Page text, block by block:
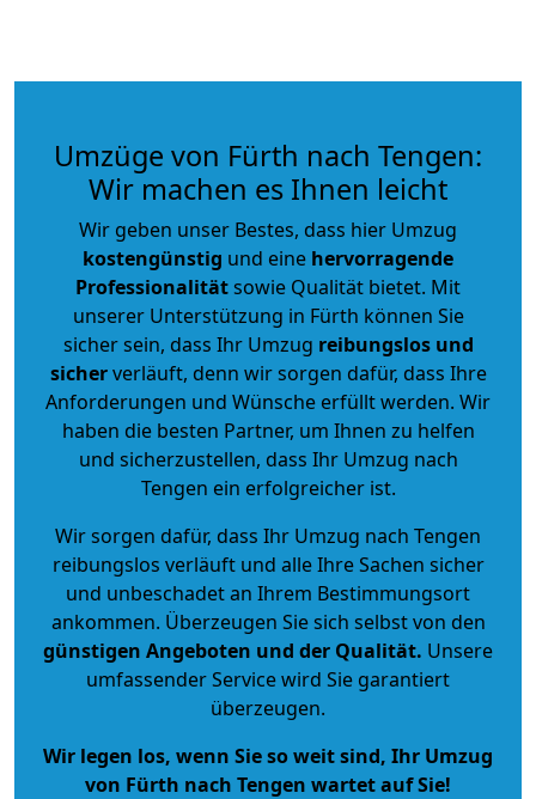
Umzüge von Fürth nach Tengen:
Wir machen es Ihnen leicht
Wir geben unser Bestes, dass hier Umzug
kostengünstig und eine hervorragende
Professionalitätsowie Qualität bietet. Mit
unserer Unterstützung in Fürth können Sie
sicher sein, dass Ihr Umzug reibungslos und
sicherverläuft, denn wir sorgen dafür, dass Ihre
Anforderungen und Wünsche erfüllt werden. Wir
haben die besten Partner, um Ihnen zu helfen
und sicherzustellen, dass Ihr Umzug nach
Tengen ein erfolgreicher ist.
Wir sorgen dafür, dass Ihr Umzug nach Tengen
reibungslos verläuft und alle Ihre Sachen sicher
und unbeschadet an Ihrem Bestimmungsort
ankommen. Überzeugen Sie sich selbst von den
günstigen Angeboten und der Qualität. Unsere
umfassender Service wird Sie garantiert
überzeugen.
Wir legen los, wenn Sie so weit sind, Ihr Umzug
von Fürth nach Tengen wartet auf Sie!